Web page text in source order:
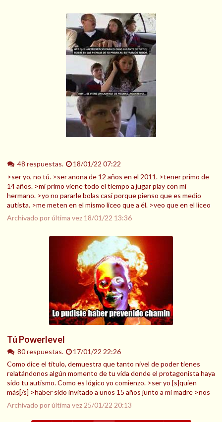
48 respuestas.
18/01/22 07:22
>ser yo, no tú. >ser anona de 12 años en el 2011. >tener primo de
14 años. >mi primo viene todo el tiempo a jugar play con mi
hermano. >yo no pararle bolas casi porque pienso que es medio
autista. >me meten en el mismo liceo que a él. >veo que en el liceo
Archivado por última vez 18/01/22 13:36
Tú Powerlevel
80 respuestas.
17/01/22 22:26
Como dice el titulo, demuestra que tanto nivel de poder tienes
relatándonos algún momento de tu vida donde el protagonista haya
sido tu autismo. Como es lógico yo comienzo. >ser yo [s]quien
más[/s] >haber sido invitado a unos 15 años junto a mi madre >nos
Archivado por última vez 25/01/22 20:13